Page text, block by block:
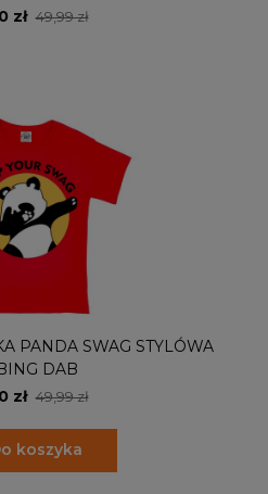
zł 49,99 zł
PANDA SWAG STYLÓWA
DAB
zł 49,99 zł
koszyka